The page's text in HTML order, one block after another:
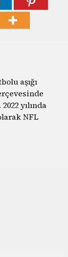
aşığı
yılında
NFL